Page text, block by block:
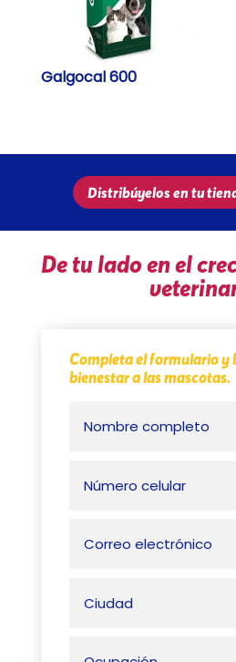
Galgocal 600
Distribúyelos en tu
De tu lado en el
Completa el formulario y
bienestar a las mascotas.